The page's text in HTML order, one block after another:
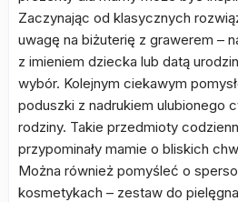
Zaczynając od klasycznych
uwagę na biżuterię z grawerem –
z imieniem dziecka lub datą
wybór. Kolejnym ciekawym
poduszki z nadrukiem ulubionego
rodziny. Takie przedmioty
przypominały mamie o bliskich
Można również pomyśleć o
kosmetykach – zestaw do